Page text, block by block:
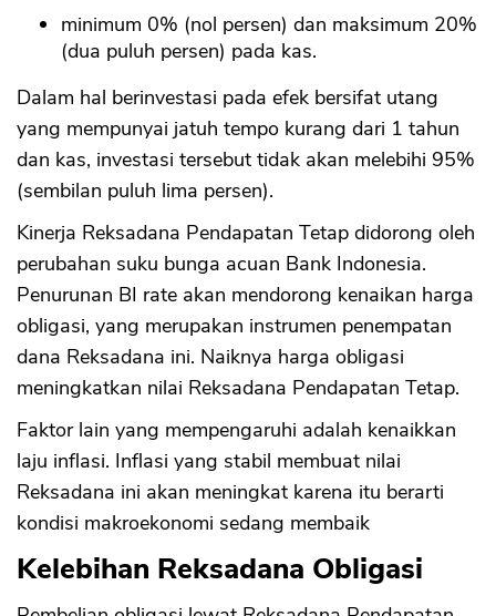
minimum 0% (nol persen) dan maksimum 20%
(dua puluh persen) pada kas.
Dalam hal berinvestasi pada efek bersifat utang
yang mempunyai jatuh tempo kurang dari 1 tahun
dan kas, investasi tersebut tidak akan melebihi 95%
(sembilan puluh lima persen).
Kinerja Reksadana Pendapatan Tetap didorong oleh
perubahan suku bunga acuan Bank Indonesia.
Penurunan BI rate akan mendorong kenaikan harga
obligasi, yang merupakan instrumen penempatan
dana Reksadana ini. Naiknya harga obligasi
meningkatkan nilai Reksadana Pendapatan Tetap.
Faktor lain yang mempengaruhi adalah kenaikkan
laju inflasi. Inflasi yang stabil membuat nilai
Reksadana ini akan meningkat karena itu berarti
kondisi makroekonomi sedang membaik
Kelebihan Reksadana Obligasi